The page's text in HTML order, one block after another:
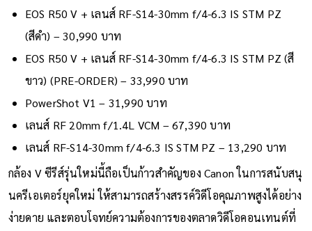
EOS R50 V + เลนส์ RF-S14-30mm f/4-6.3 IS STM PZ
(สีดำ) – 30,990 บาท
EOS R50 V + เลนส์ RF-S14-30mm f/4-6.3 IS STM PZ (สี
ขาว) (PRE-ORDER) – 33,990 บาท
PowerShot V1 – 31,990 บาท
เลนส์ RF 20mm f/1.4L VCM – 67,390 บาท
เลนส์ RF-S14-30mm f/4-6.3 IS STM PZ – 13,290 บาท
กล้อง V ซีรีส์รุ่นใหม่นี้ถือเป็นก้าวสำคัญของ Canon ในการสนับสนุ
นครีเอเตอร์ยุคใหม่ ให้สามารถสร้างสรรค์วิดีโอคุณภาพสูงได้อย่าง
ง่ายดาย และตอบโจทย์ความต้องการของตลาดวิดีโอคอนเทนต์ที่